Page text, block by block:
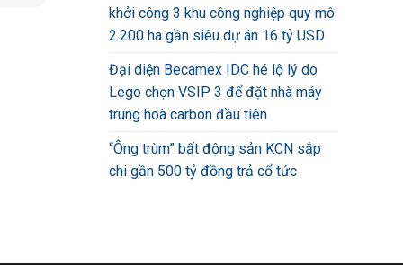
khởi công 3 khu công nghiệp quy mô
2.200 ha gần siêu dự án 16 tỷ USD
Đại diện Becamex IDC hé lộ lý do
Lego chọn VSIP 3 để đặt nhà máy
trung hoà carbon đầu tiên
“Ông trùm” bất động sản KCN sắp
chi gần 500 tỷ đồng trả cổ tức